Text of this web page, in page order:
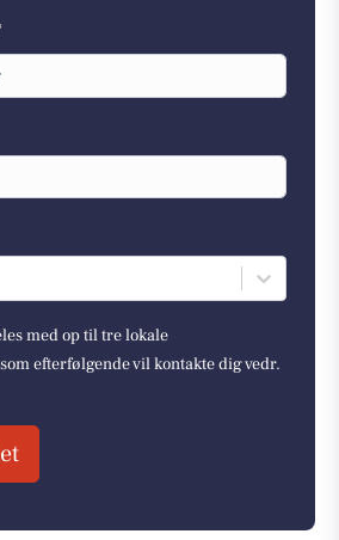
med op til tre lokale
efterfølgende vil kontakte dig vedr.